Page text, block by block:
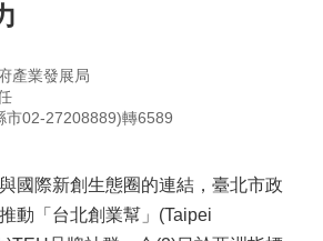
產業發展局
市02-27208889)轉6589
際新創生態圈的連結，臺北市政
動「台北創業幫」(Taipei